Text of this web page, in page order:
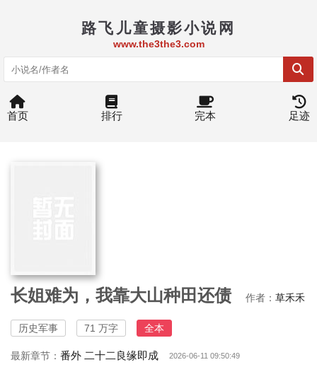
路飞儿童摄影小说网
www.the3the3.com
首页 排行 完本 足迹
长姐难为，我靠大山种田还债 作者： 草禾禾
历史军事 71 万字 全本
最新章节： 番外 二十二良缘即成 2026-06-11 09:50:49